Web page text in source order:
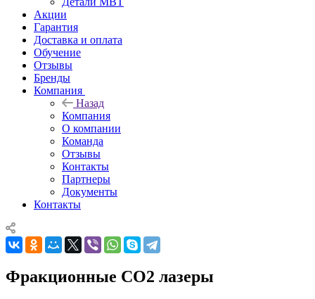
Акции
Гарантия
Доставка и оплата
Обучение
Отзывы
Бренды
Компания
Назад
Компания
О компании
Команда
Отзывы
Контакты
Партнеры
Документы
Контакты
Фракционные CO2 лазеры